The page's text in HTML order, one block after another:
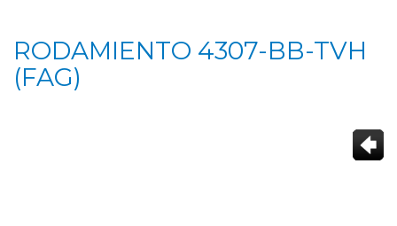
RODAMIENTO 4307-BB-TVH
(FAG)